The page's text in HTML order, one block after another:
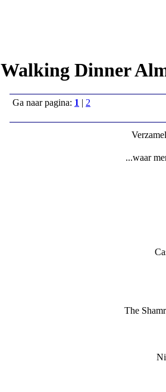
Walking Dinner
Ga naar pagina: 1 | 2
...waar
The